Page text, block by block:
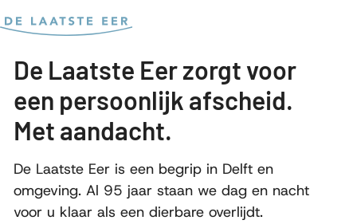
De Laatste Eer zorgt voor
een persoonlijk afscheid.
Met aandacht.
De Laatste Eer is een begrip in Delft en
omgeving. Al 95 jaar staan we dag en nacht
voor u klaar als een dierbare overlijdt.